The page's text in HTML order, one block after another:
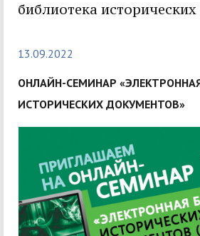
библиотека
13.09.2022
ОНЛАЙН-СЕМИНАР
ИСТОРИЧЕСКИХ ДОКУМЕНТОВ»